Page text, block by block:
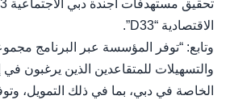
الاقتصادية “D33”.
وتابع: “توفر المؤسسة عبر البرنامج
والتسهيلات للمتقاعدين الذين يرغبون
الخاصة في دبي، بما في ذلك التمويل،